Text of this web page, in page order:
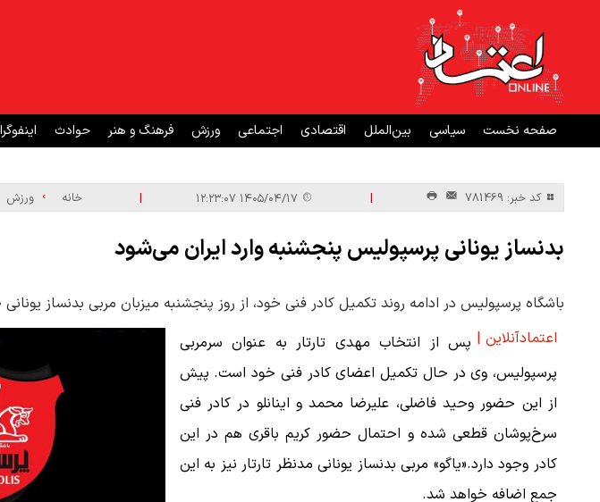
صفحه نخست سیاسی بین‌الملل اقتصادی اجتماعی ورزش فرهنگ و هنر حوادث
کد خبر: 781469 |
| خانه ورزش
بدنساز یونانی پرسپولیس پنجشنبه وارد ایران می‌شود
باشگاه پرسپولیس در ادامه روند تکمیل کادر فنی خود، از روز پنجشنبه میزبان مربی بدنساز
اعتمادآنلاین | پس از انتخاب مهدی تارتار به عنوان سرمربی
پرسپولیس، وی در حال تکمیل اعضای کادر فنی خود است. پیش
از این حضور وحید فاضلی، علیرضا محمد و اینانلو در کادر فنی
سرخ‌پوشان قطعی شده و احتمال حضور کریم باقری هم در این
کادر وجود دارد.«یاگو» مربی بدنساز یونانی مدنظر تارتار نیز به این
جمع اضافه خواهد شد.